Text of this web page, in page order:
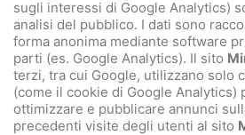
sugli interessi di Google Analytics)
analisi del pubblico. I dati sono
forma anonima mediante software
parti (es. Google Analytics). Il sito
terzi, tra cui Google, utilizzano solo
(come il cookie di Google Analytics)
ottimizzare e pubblicare annunci
precedenti visite degli utenti al sito